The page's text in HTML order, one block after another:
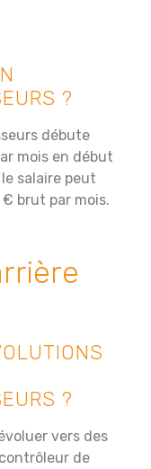
?
débute
mois en début
salaire peut
brut par mois.
?
vers des
de